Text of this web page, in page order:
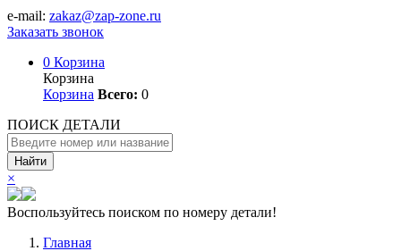
e-mail: zakaz@zap-zone.ru
Заказать звонок
0 Корзина
Корзина
Корзина Всего: 0
ПОИСК ДЕТАЛИ
Найти
×
Воспользуйтесь поиском по номеру детали!
Главная